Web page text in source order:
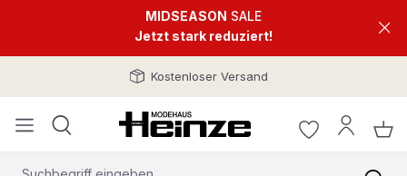
MIDSEASON SALE
Jetzt stark reduziert!
Kostenloser Versand